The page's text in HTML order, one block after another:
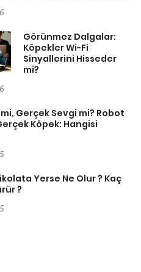
Görünmez Dalgalar:
Köpekler Wi-Fi
Sinyallerini Hisseder
mi?
Gerçek Sevgi mi? Robot
Köpek: Hangisi
Yerse Ne Olur ? Kaç
?